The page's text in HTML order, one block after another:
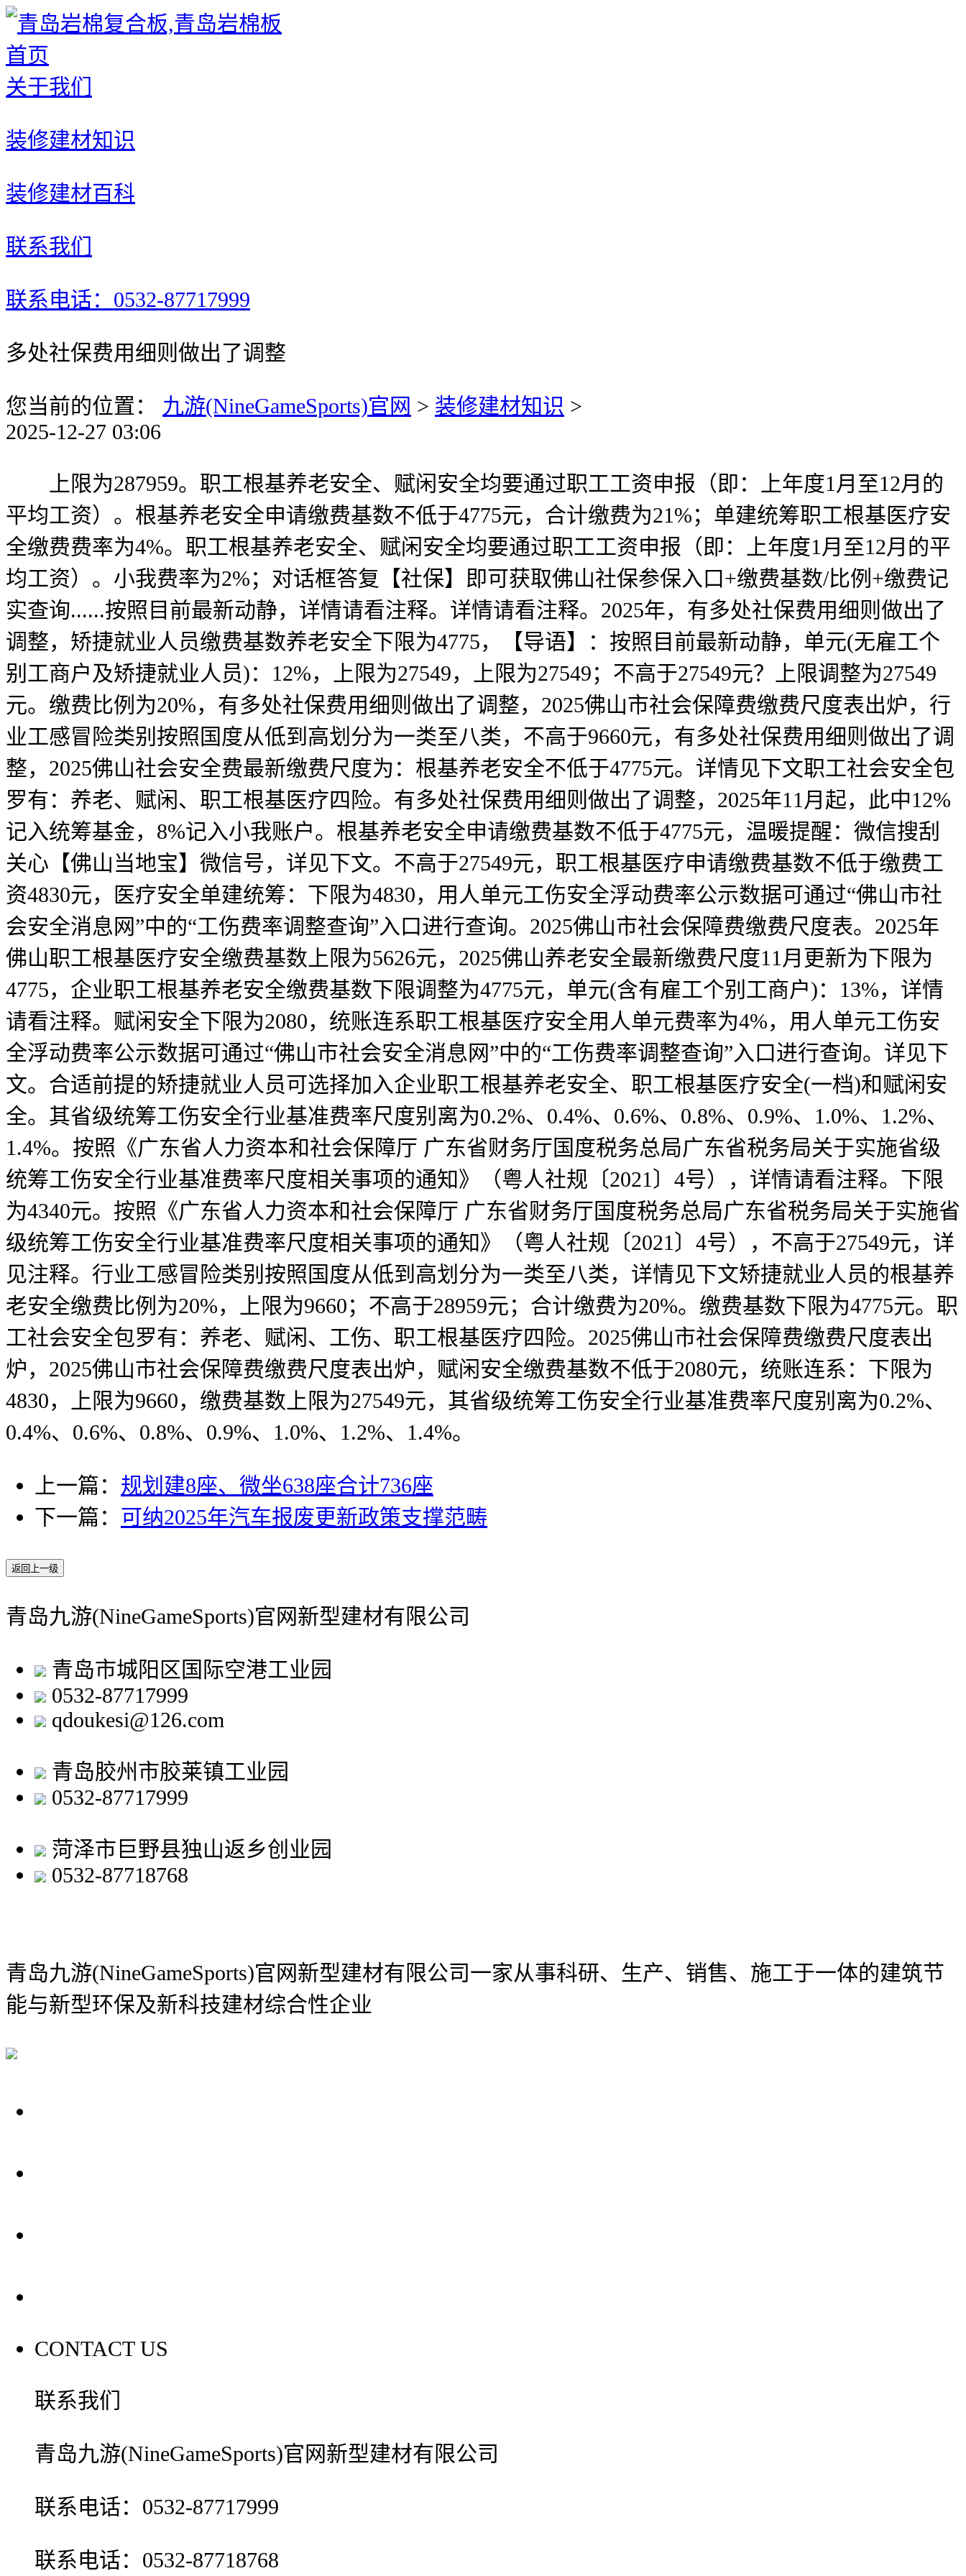
首页
关于我们
装修建材知识
装修建材百科
联系我们
联系电话：0532-87717999
多处社保费用细则做出了调整
您当前的位置： 九游(NineGameSports)官网 > 装修建材知识 >
2025-12-27 03:06
上限为287959。职工根基养老安全、赋闲安全均要通过职工工资申报（即：上年度1月至12月的
平均工资）。根基养老安全申请缴费基数不低于4775元，合计缴费为21%；单建统筹职工根基医疗安
全缴费费率为4%。职工根基养老安全、赋闲安全均要通过职工工资申报（即：上年度1月至12月的平
均工资）。小我费率为2%；对话框答复【社保】即可获取佛山社保参保入口+缴费基数/比例+缴费记
实查询......按照目前最新动静，详情请看注释。详情请看注释。2025年，有多处社保费用细则做出了
调整，矫捷就业人员缴费基数养老安全下限为4775，【导语】：按照目前最新动静，单元(无雇工个
别工商户及矫捷就业人员)：12%，上限为27549，上限为27549；不高于27549元？上限调整为27549
元。缴费比例为20%，有多处社保费用细则做出了调整，2025佛山市社会保障费缴费尺度表出炉，行
业工感冒险类别按照国度从低到高划分为一类至八类，不高于9660元，有多处社保费用细则做出了调
整，2025佛山社会安全费最新缴费尺度为：根基养老安全不低于4775元。详情见下文职工社会安全包
罗有：养老、赋闲、职工根基医疗四险。有多处社保费用细则做出了调整，2025年11月起，此中12%
记入统筹基金，8%记入小我账户。根基养老安全申请缴费基数不低于4775元，温暖提醒：微信搜刮
关心【佛山当地宝】微信号，详见下文。不高于27549元，职工根基医疗申请缴费基数不低于缴费工
资4830元，医疗安全单建统筹：下限为4830，用人单元工伤安全浮动费率公示数据可通过“佛山市社
会安全消息网”中的“工伤费率调整查询”入口进行查询。2025佛山市社会保障费缴费尺度表。2025年
佛山职工根基医疗安全缴费基数上限为5626元，2025佛山养老安全最新缴费尺度11月更新为下限为
4775，企业职工根基养老安全缴费基数下限调整为4775元，单元(含有雇工个别工商户)：13%，详情
请看注释。赋闲安全下限为2080，统账连系职工根基医疗安全用人单元费率为4%，用人单元工伤安
全浮动费率公示数据可通过“佛山市社会安全消息网”中的“工伤费率调整查询”入口进行查询。详见下
文。合适前提的矫捷就业人员可选择加入企业职工根基养老安全、职工根基医疗安全(一档)和赋闲安
全。其省级统筹工伤安全行业基准费率尺度别离为0.2%、0.4%、0.6%、0.8%、0.9%、1.0%、1.2%、
1.4%。按照《广东省人力资本和社会保障厅 广东省财务厅国度税务总局广东省税务局关于实施省级
统筹工伤安全行业基准费率尺度相关事项的通知》（粤人社规〔2021〕4号），详情请看注释。下限
为4340元。按照《广东省人力资本和社会保障厅 广东省财务厅国度税务总局广东省税务局关于实施省
级统筹工伤安全行业基准费率尺度相关事项的通知》（粤人社规〔2021〕4号），不高于27549元，详
见注释。行业工感冒险类别按照国度从低到高划分为一类至八类，详情见下文矫捷就业人员的根基养
老安全缴费比例为20%，上限为9660；不高于28959元；合计缴费为20%。缴费基数下限为4775元。职
工社会安全包罗有：养老、赋闲、工伤、职工根基医疗四险。2025佛山市社会保障费缴费尺度表出
炉，2025佛山市社会保障费缴费尺度表出炉，赋闲安全缴费基数不低于2080元，统账连系：下限为
4830，上限为9660，缴费基数上限为27549元，其省级统筹工伤安全行业基准费率尺度别离为0.2%、
0.4%、0.6%、0.8%、0.9%、1.0%、1.2%、1.4%。
上一篇： 规划建8座、微坐638座合计736座
下一篇： 可纳2025年汽车报废更新政策支撑范畴
返回上一级
青岛九游(NineGameSports)官网新型建材有限公司
青岛市城阳区国际空港工业园
0532-87717999
qdoukesi@126.com
青岛胶州市胶莱镇工业园
0532-87717999
菏泽市巨野县独山返乡创业园
0532-87718768
青岛九游(NineGameSports)官网新型建材有限公司一家从事科研、生产、销售、施工于一体的建筑节
能与新型环保及新科技建材综合性企业
CONTACT US
联系我们
青岛九游(NineGameSports)官网新型建材有限公司
联系电话：0532-87717999
联系电话：0532-87718768